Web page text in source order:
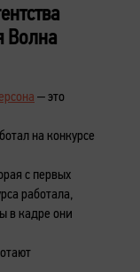
Волна
– это
на конкурсе
с первых
работала,
в кадре они